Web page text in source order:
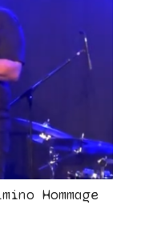
Hommage